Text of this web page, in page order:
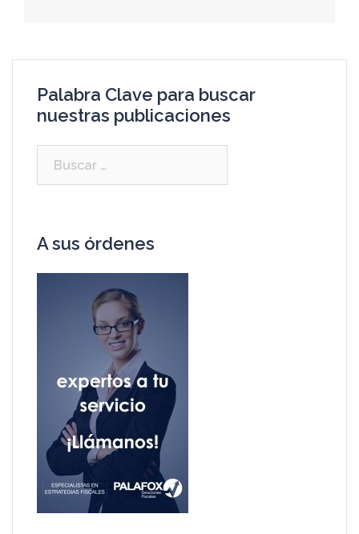
Palabra Clave para buscar
nuestras publicaciones
A sus órdenes